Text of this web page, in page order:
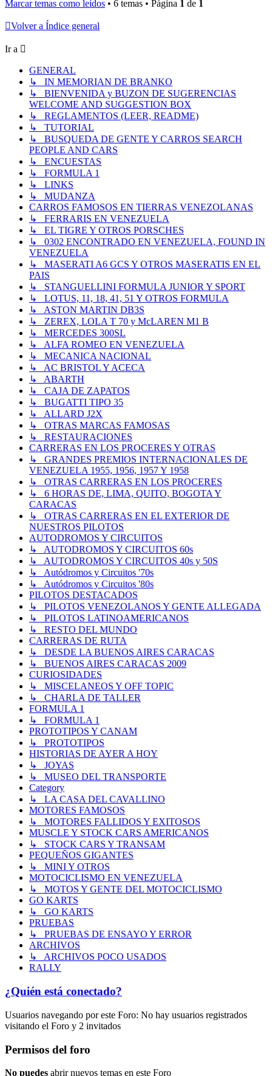
Marcar temas como leídos • 6 temas • Página 1 de 1
Volver a Índice general
Ir a
GENERAL
↳ IN MEMORIAN DE BRANKO
↳ BIENVENIDA y BUZON DE SUGERENCIAS
WELCOME AND SUGGESTION BOX
↳ REGLAMENTOS (LEER, README)
↳ TUTORIAL
↳ BUSQUEDA DE GENTE Y CARROS SEARCH
PEOPLE AND CARS
↳ ENCUESTAS
↳ FORMULA 1
↳ LINKS
↳ MUDANZA
CARROS FAMOSOS EN TIERRAS VENEZOLANAS
↳ FERRARIS EN VENEZUELA
↳ EL TIGRE Y OTROS PORSCHES
↳ 0302 ENCONTRADO EN VENEZUELA, FOUND IN
VENEZUELA
↳ MASERATI A6 GCS Y OTROS MASERATIS EN EL
PAIS
↳ STANGUELLINI FORMULA JUNIOR Y SPORT
↳ LOTUS, 11, 18, 41, 51 Y OTROS FORMULA
↳ ASTON MARTIN DB3S
↳ ZEREX, LOLA T 70 y McLAREN M1 B
↳ MERCEDES 300SL
↳ ALFA ROMEO EN VENEZUELA
↳ MECANICA NACIONAL
↳ AC BRISTOL Y ACECA
↳ ABARTH
↳ CAJA DE ZAPATOS
↳ BUGATTI TIPO 35
↳ ALLARD J2X
↳ OTRAS MARCAS FAMOSAS
↳ RESTAURACIONES
CARRERAS EN LOS PROCERES Y OTRAS
↳ GRANDES PREMIOS INTERNACIONALES DE
VENEZUELA 1955, 1956, 1957 Y 1958
↳ OTRAS CARRERAS EN LOS PROCERES
↳ 6 HORAS DE, LIMA, QUITO, BOGOTA Y
CARACAS
↳ OTRAS CARRERAS EN EL EXTERIOR DE
NUESTROS PILOTOS
AUTODROMOS Y CIRCUITOS
↳ AUTODROMOS Y CIRCUITOS 60s
↳ AUTODROMOS Y CIRCUITOS 40s y 50S
↳ Autódromos y Circuitos '70s
↳ Autódromos y Circuitos '80s
PILOTOS DESTACADOS
↳ PILOTOS VENEZOLANOS Y GENTE ALLEGADA
↳ PILOTOS LATINOAMERICANOS
↳ RESTO DEL MUNDO
CARRERAS DE RUTA
↳ DESDE LA BUENOS AIRES CARACAS
↳ BUENOS AIRES CARACAS 2009
CURIOSIDADES
↳ MISCELANEOS Y OFF TOPIC
↳ CHARLA DE TALLER
FORMULA 1
↳ FORMULA 1
PROTOTIPOS Y CANAM
↳ PROTOTIPOS
HISTORIAS DE AYER A HOY
↳ JOYAS
↳ MUSEO DEL TRANSPORTE
Category
↳ LA CASA DEL CAVALLINO
MOTORES FAMOSOS
↳ MOTORES FALLIDOS Y EXITOSOS
MUSCLE Y STOCK CARS AMERICANOS
↳ STOCK CARS Y TRANSAM
PEQUEÑOS GIGANTES
↳ MINI Y OTROS
MOTOCICLISMO EN VENEZUELA
↳ MOTOS Y GENTE DEL MOTOCICLISMO
GO KARTS
↳ GO KARTS
PRUEBAS
↳ PRUEBAS DE ENSAYO Y ERROR
ARCHIVOS
↳ ARCHIVOS POCO USADOS
RALLY
¿Quién está conectado?
Usuarios navegando por este Foro: No hay usuarios registrados
visitando el Foro y 2 invitados
Permisos del foro
No puedes abrir nuevos temas en este Foro